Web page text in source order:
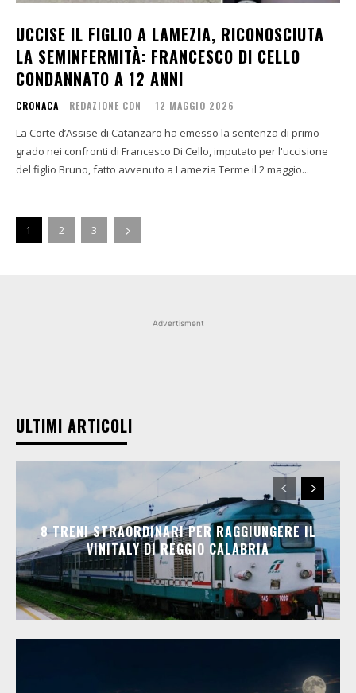
UCCISE IL FIGLIO A LAMEZIA, RICONOSCIUTA
LA SEMINFERMITÀ: FRANCESCO DI CELLO
CONDANNATO A 12 ANNI
CRONACA REDAZIONE CDN - 12 MAGGIO 2026
La Corte d’Assise di Catanzaro ha emesso la sentenza di primo
grado nei confronti di Francesco Di Cello, imputato per l'uccisione
del figlio Bruno, fatto avvenuto a Lamezia Terme il 2 maggio...
1 2 3
Advertisment
ULTIMI ARTICOLI
8 TRENI STRAORDINARI PER RAGGIUNGERE IL
VINITALY DI REGGIO CALABRIA